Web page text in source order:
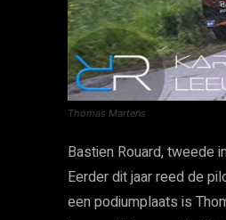
Thomas Martens
Bastien Rouard, tweede
Eerder dit jaar reed de
een podiumplaats is